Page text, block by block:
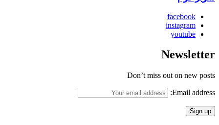
facebook
instagram
youtube
Newsletter
Don’t miss out on new posts
Email address: